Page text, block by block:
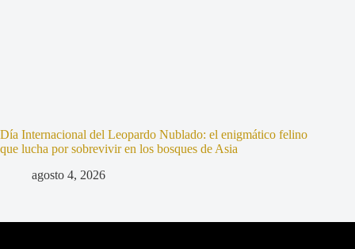
Día Internacional del Leopardo Nublado: el enigmático felino
que lucha por sobrevivir en los bosques de Asia
agosto 4, 2026